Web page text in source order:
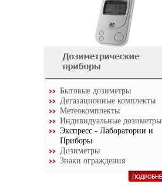
Бытовые дозиметры
Дегазационные комплекты
Метеокомплекты
Индивидуальные дозиметры
Экспресс - Лаборатории и
Приборы
Дозиметры
Знаки ограждения